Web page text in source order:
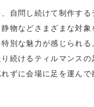
自問し続けて制作する
物などさまざまな対象
別な魅力が感じられる
続けるティルマンスの
ずに会場に足を運んで